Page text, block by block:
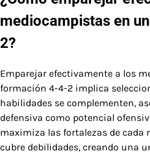
mediocampistas en
2?
Emparejar efectivamente a los
formación 4-4-2 implica
habilidades se complementen,
defensiva como potencial
maximiza las fortalezas de
cubre debilidades, creando una